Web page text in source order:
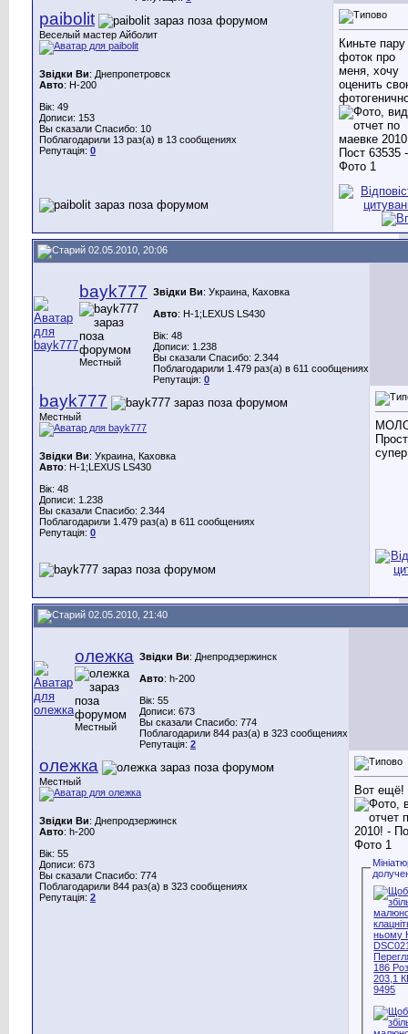
paibolit
Веселый мастер Айболит
Звідки Ви: Днепропетровск
Авто: H-200
Вік: 49
Дописи: 153
Вы сказали Спасибо: 10
Поблагодарили 13 раз(а) в 13 сообщениях
Репутація: 0
Киньте пару
фоток про
меня, хочу
оценить
02.05.2010, 20:06
bayk777
Местный
Звідки Ви: Украина, Каховка
Авто: Н-1;LEXUS LS430
Вік: 48
Дописи: 1.238
Вы сказали Спасибо: 2.344
Поблагодарили 1.479 раз(а) в 611 сообщениях
Репутація: 0
bayk777
Местный
Звідки Ви: Украина, Каховка
Авто: Н-1;LEXUS LS430
Вік: 48
Дописи: 1.238
Вы сказали Спасибо: 2.344
Поблагодарили 1.479 раз(а) в 611 сообщениях
Репутація: 0
02.05.2010, 21:40
олежка
Местный
Звідки Ви: Днепродзержинск
Авто: h-200
Вік: 55
Дописи: 673
Вы сказали Спасибо: 774
Поблагодарили 844 раз(а) в 323 сообщениях
Репутація: 2
олежка
Местный
Звідки Ви: Днепродзержинск
Авто: h-200
Вік: 55
Дописи: 673
Вы сказали Спасибо: 774
Поблагодарили 844 раз(а) в 323 сообщениях
Репутація: 2
Вот ещё!